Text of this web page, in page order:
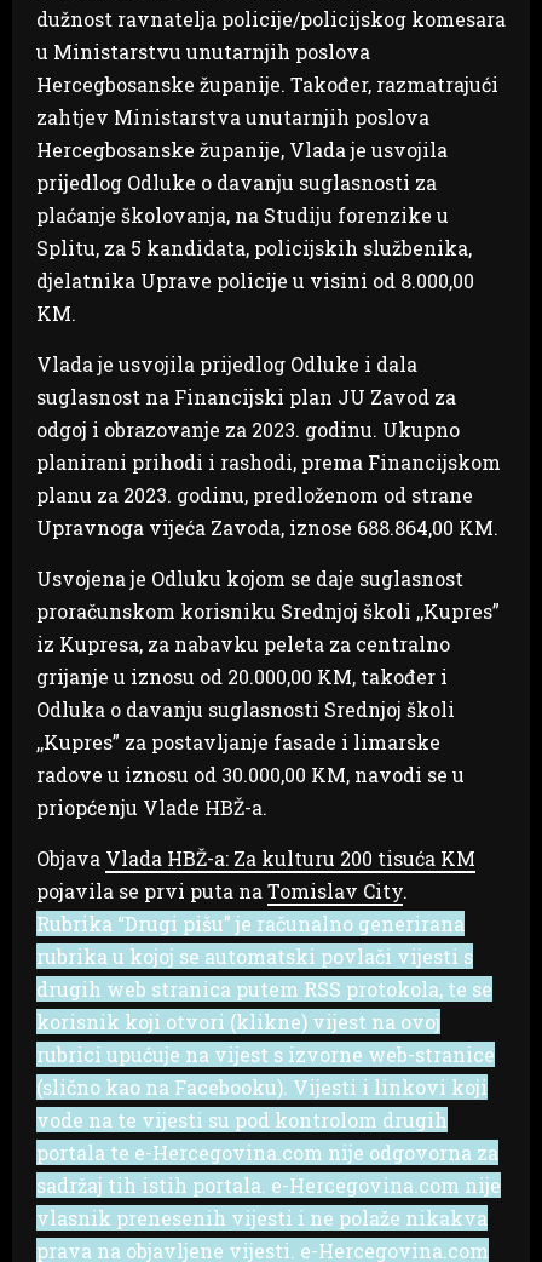
dužnost ravnatelja policije/policijskog komesara
u Ministarstvu unutarnjih poslova
Hercegbosanske županije. Također, razmatrajući
zahtjev Ministarstva unutarnjih poslova
Hercegbosanske županije, Vlada je usvojila
prijedlog Odluke o davanju suglasnosti za
plaćanje školovanja, na Studiju forenzike u
Splitu, za 5 kandidata, policijskih službenika,
djelatnika Uprave policije u visini od 8.000,00
KM.
Vlada je usvojila prijedlog Odluke i dala
suglasnost na Financijski plan JU Zavod za
odgoj i obrazovanje za 2023. godinu. Ukupno
planirani prihodi i rashodi, prema Financijskom
planu za 2023. godinu, predloženom od strane
Upravnoga vijeća Zavoda, iznose 688.864,00 KM.
Usvojena je Odluku kojom se daje suglasnost
proračunskom korisniku Srednjoj školi ,,Kupres”
iz Kupresa, za nabavku peleta za centralno
grijanje u iznosu od 20.000,00 KM, također i
Odluka o davanju suglasnosti Srednjoj školi
,,Kupres” za postavljanje fasade i limarske
radove u iznosu od 30.000,00 KM, navodi se u
priopćenju Vlade HBŽ-a.
Objava Vlada HBŽ-a: Za kulturu 200 tisuća KM
pojavila se prvi puta na Tomislav City.
Rubrika “Drugi pišu” je računalno generirana
rubrika u kojoj se automatski povlači vijesti s
drugih web stranica putem RSS protokola, te se
korisnik koji otvori (klikne) vijest na ovoj
rubrici upućuje na vijest s izvorne web-stranice
(slično kao na Facebooku). Vijesti i linkovi koji
vode na te vijesti su pod kontrolom drugih
portala te e-Hercegovina.com nije odgovorna za
sadržaj tih istih portala. e-Hercegovina.com nije
vlasnik prenesenih vijesti i ne polaže nikakva
prava na objavljene vijesti. e-Hercegovina.com